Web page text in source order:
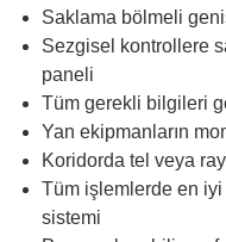
Saklama bölmeli
Sezgisel kontrollere
paneli
Tüm gerekli bilgileri
Yan ekipmanların
Koridorda tel veya
Tüm işlemlerde en
sistemi